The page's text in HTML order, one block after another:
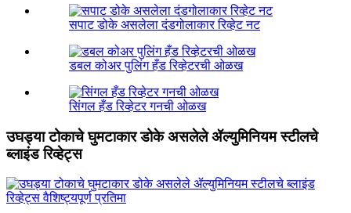
सपाट डोके असलेला दंडगोलाकार रिव्हेट नट
डबल कोअर पुलिंग हँड रिव्हेटरची ओळख
सिंगल हँड रिव्हेटर गनची ओळख
उघड्या टोकाचे घुमटाकार डोके असलेले ॲल्युमिनियम स्टीलचे
ब्लाइंड रिव्हेट्स